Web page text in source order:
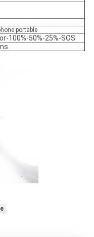
portable
100%-50%-25%-SOS